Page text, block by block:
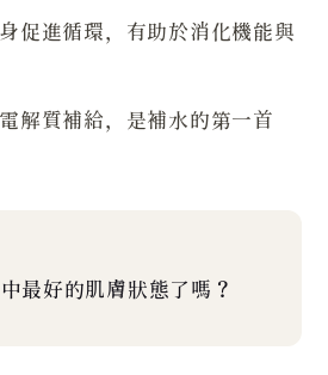
身促進循環，有助於消化機能與
解質補給，是補水的第一首
最好的肌膚狀態了嗎？